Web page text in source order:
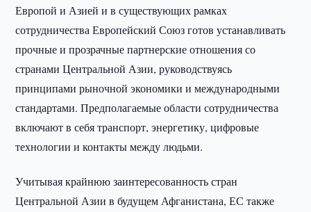
Европой и Азией и в существующих рамках
сотрудничества Европейский Союз готов устанавливать
прочные и прозрачные партнерские отношения со
странами Центральной Азии, руководствуясь
принципами рыночной экономики и международными
стандартами. Предполагаемые области сотрудничества
включают в себя транспорт, энергетику, цифровые
технологии и контакты между людьми.
Учитывая крайнюю заинтересованность стран
Центральной Азии в будущем Афганистана, ЕС также